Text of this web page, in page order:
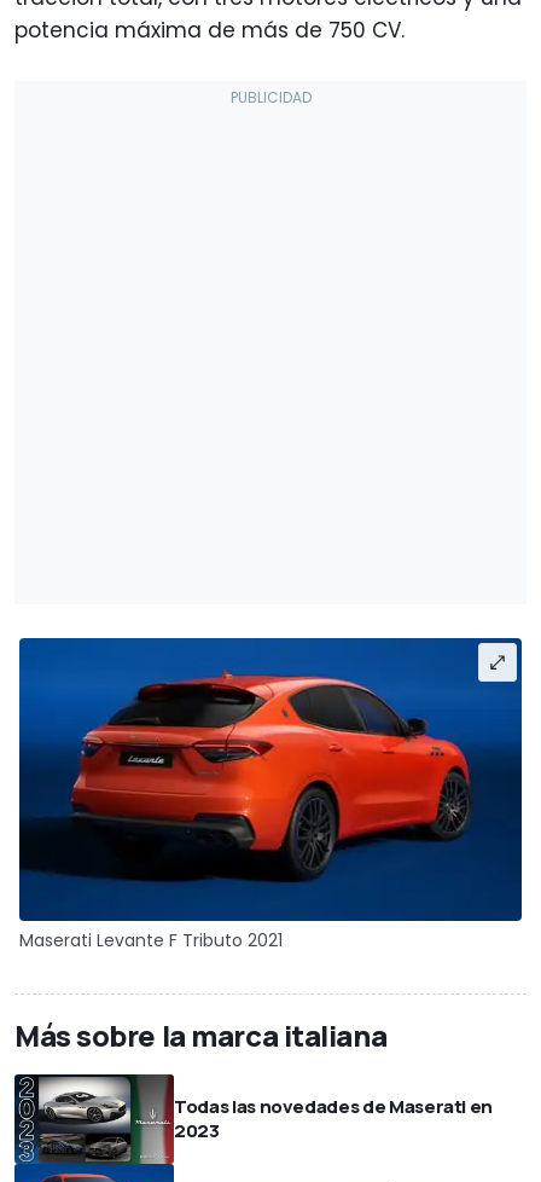
potencia máxima de más de 750 CV.
Maserati Levante F Tributo 2021
Más sobre la marca italiana
Todas las novedades de Maserati en
2023